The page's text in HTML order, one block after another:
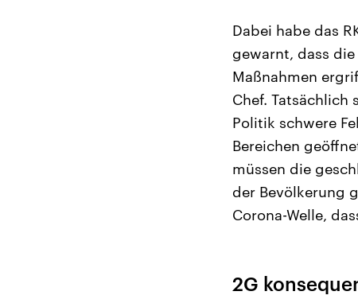
Dabei habe das
gewarnt, dass
Maßnahmen
Chef. Tatsächlich
Politik schwere
Bereichen
müssen die
der Bevölkerung
Corona-Welle,
2G